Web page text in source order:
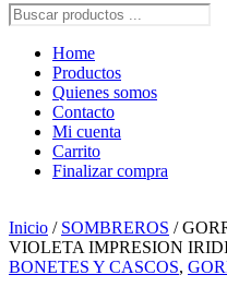
Búsqueda
de
productosHome
Productos
Quienes somos
Contacto
Mi cuenta
Carrito
Finalizar compra
Inicio / SOMBREROS /
VIOLETA IMPRESION
BONETES Y CASCOS,